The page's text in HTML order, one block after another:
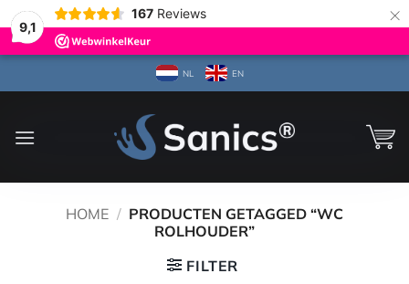
9,1
167 Reviews ×
naar
NL EN
HOME / PRODUCTEN GETAGGED “WC
ROLHOUDER”
FILTER